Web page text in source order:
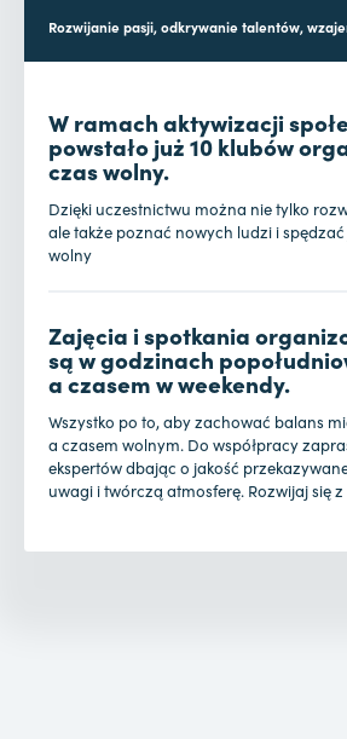
Rozwijanie pasji, odkrywanie talentów,
W ramach aktywizacji
powstało już 10 klubów
czas wolny.
Dzięki uczestnictwu można nie tylko
ale także poznać nowych ludzi i
wolny
Zajęcia i spotkania
są w godzinach
a czasem w weekendy.
Wszystko po to, aby zachować balans
a czasem wolnym. Do współpracy
ekspertów dbając o jakość
uwagi i twórczą atmosferę. Rozwijaj się